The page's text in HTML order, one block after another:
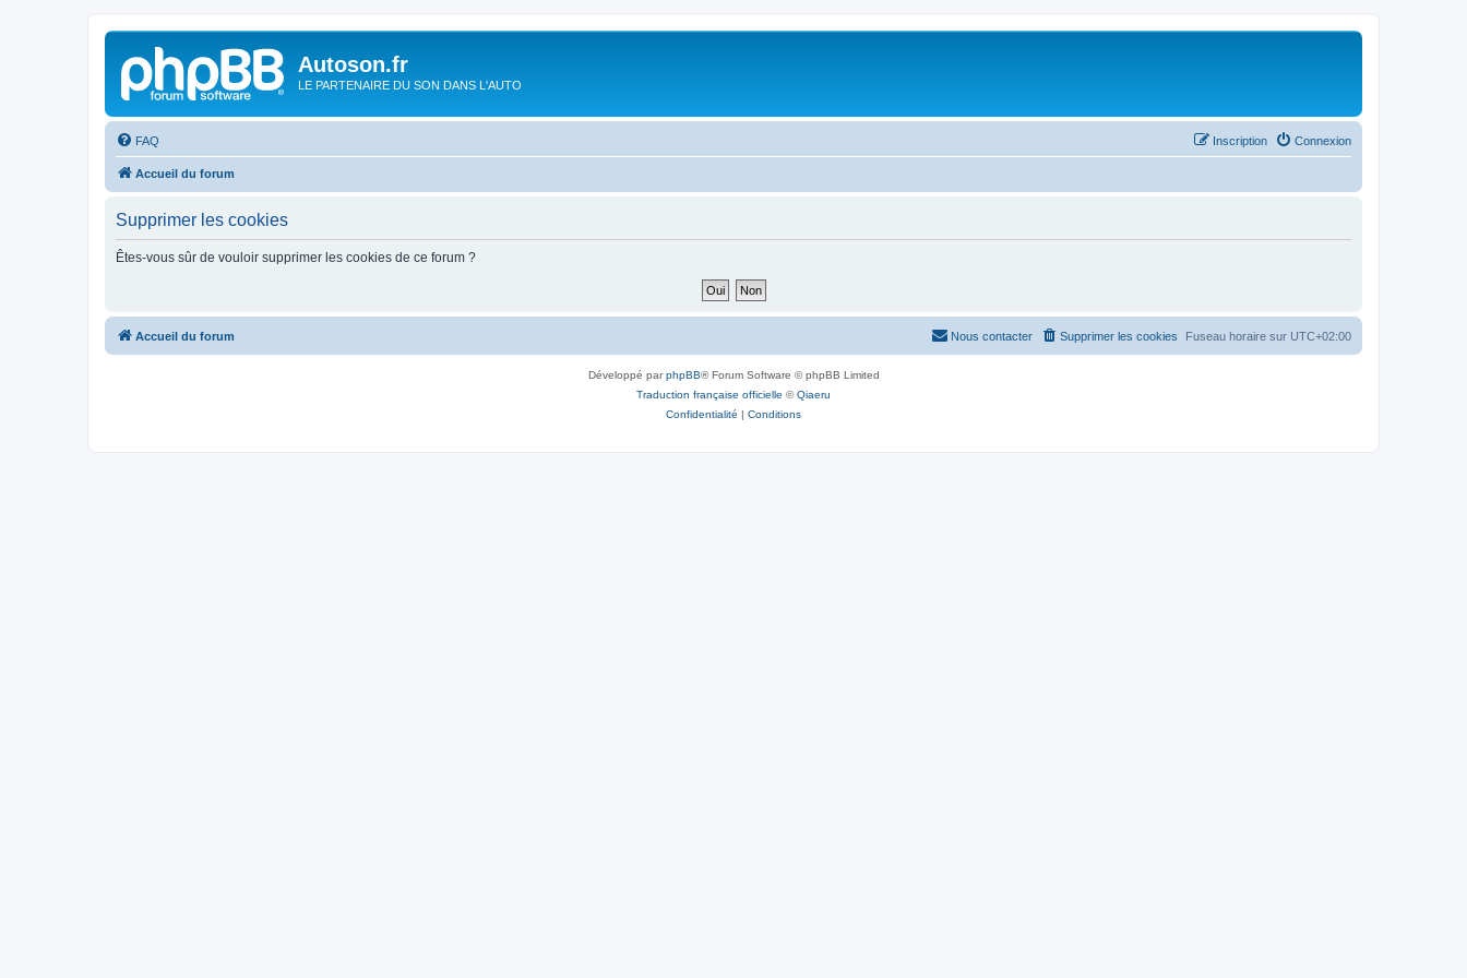
Autoson.fr
LE PARTENAIRE DU SON DANS L'AUTO
FAQ Connexion
Inscription
Accueil du forum
Supprimer les cookies
Êtes-vous sûr de vouloir supprimer les cookies de ce forum ?
Accueil du forum Fuseau horaire sur UTC+02:00
Supprimer les cookies
Nous contacter
Développé parphpBB® Forum Software © phpBB Limited
Traduction française officielle ©Qiaeru
Confidentialité | Conditions